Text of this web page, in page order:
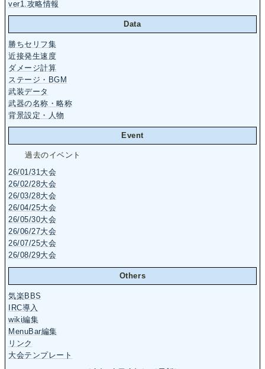
ver1.攻略情報
Data
勝ちセリフ集
近接発生速度
ダメージ計算
ステージ・BGM
武装データ
武器の名称・略称
背景設定・人物
Event
過去のイベント
26/01/31大会
26/02/28大会
26/03/28大会
26/04/25大会
26/05/30大会
26/06/27大会
26/07/25大会
26/08/29大会
Others
気楽BBS
IRC導入
wiki編集
MenuBar編集
リンク
大会テンプレート